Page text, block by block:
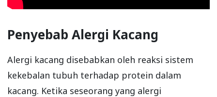
Penyebab Alergi Kacang
Alergi kacang disebabkan oleh reaksi sistem
kekebalan tubuh terhadap protein dalam
kacang. Ketika seseorang yang alergi